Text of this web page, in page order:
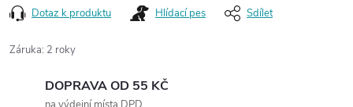
Dotaz k produktu Hlídací pes Sdílet
Záruka: 2 roky
DOPRAVA OD 55 KČ